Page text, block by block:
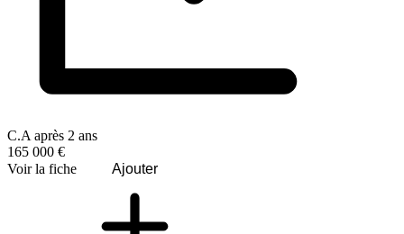
C.A après 2 ans
165 000 €
Voir la fiche
Ajouter